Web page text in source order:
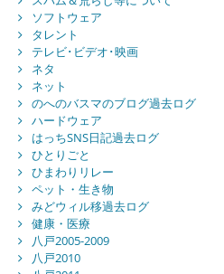
ソフトウェア
タレント
テレビ･ビデオ･映画
ネタ
ネット
のへのバスマのブログ過去ログ
ハードウェア
はっちSNS日記過去ログ
ひとりごと
ひまわりリレー
ペット・生き物
みどウィル移過去ログ
健康・医療
八戸2005-2009
八戸2010